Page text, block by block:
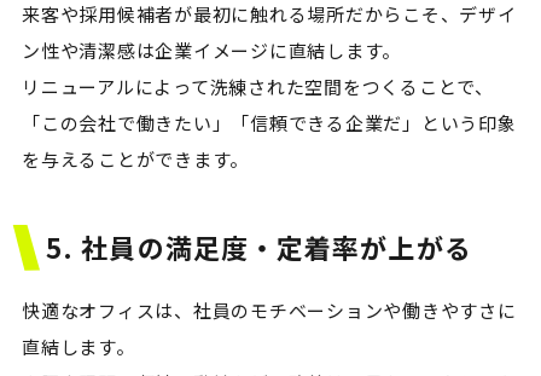
来客や採用候補者が最初に触れる場所だからこそ、デザイ
ン性や清潔感は企業イメージに直結します。
リニューアルによって洗練された空間をつくることで、
「この会社で働きたい」「信頼できる企業だ」という印象
を与えることができます。
5. 社員の満足度・定着率が上がる
快適なオフィスは、社員のモチベーションや働きやすさに
直結します。